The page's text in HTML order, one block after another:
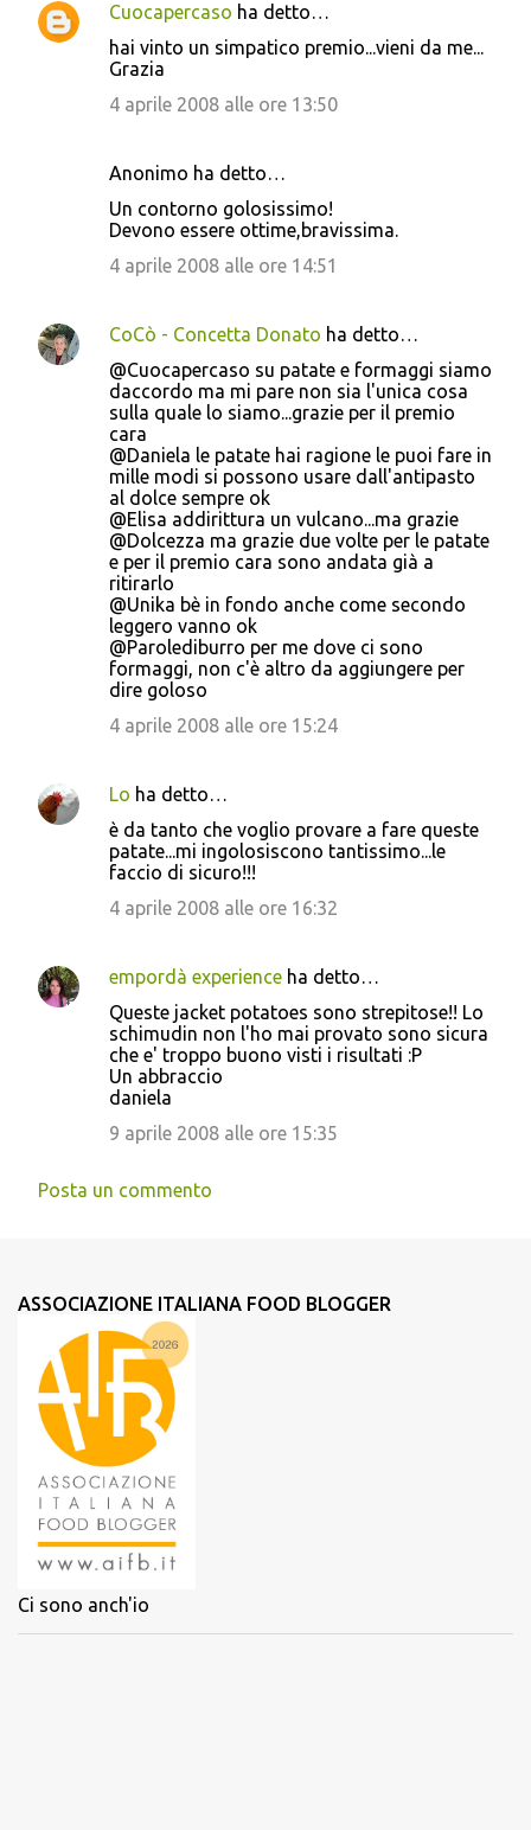
Cuocapercaso ha detto…
hai vinto un simpatico premio...vieni da me...
Grazia
4 aprile 2008 alle ore 13:50
Anonimo ha detto…
Un contorno golosissimo!
Devono essere ottime,bravissima.
4 aprile 2008 alle ore 14:51
CoCò - Concetta Donato ha detto…
@Cuocapercaso su patate e formaggi siamo
daccordo ma mi pare non sia l'unica cosa
sulla quale lo siamo...grazie per il premio
cara
@Daniela le patate hai ragione le puoi fare in
mille modi si possono usare dall'antipasto
al dolce sempre ok
@Elisa addirittura un vulcano...ma grazie
@Dolcezza ma grazie due volte per le patate
e per il premio cara sono andata già a
ritirarlo
@Unika bè in fondo anche come secondo
leggero vanno ok
@Parolediburro per me dove ci sono
formaggi, non c'è altro da aggiungere per
dire goloso
4 aprile 2008 alle ore 15:24
Lo ha detto…
è da tanto che voglio provare a fare queste
patate...mi ingolosiscono tantissimo...le
faccio di sicuro!!!
4 aprile 2008 alle ore 16:32
empordà experience ha detto…
Queste jacket potatoes sono strepitose!! Lo
schimudin non l'ho mai provato sono sicura
che e' troppo buono visti i risultati :P
Un abbraccio
daniela
9 aprile 2008 alle ore 15:35
Posta un commento
ASSOCIAZIONE ITALIANA FOOD BLOGGER
Ci sono anch'io